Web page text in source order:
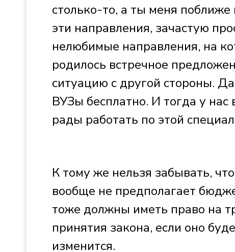
столько-то, а ты меня
эти направления, зачастую
нелюбимые направления, на
родилось встречное
ситуацию с другой стороны.
ВУЗы бесплатно. И тогда у нас
рады работать по этой
К тому же нельзя забывать,
вообще не предполагает
тоже должны иметь право на
принятия закона, если оно
изменится.